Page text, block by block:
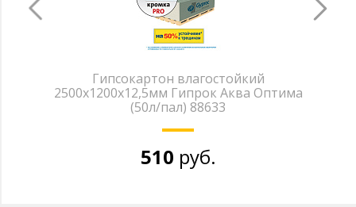
Гипсокартон влагостойкий
2500х1200х12,5мм Гипрок Аква Оптима
(50л/пал) 88633
510 руб.